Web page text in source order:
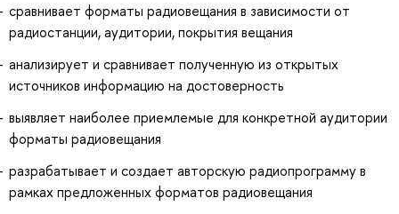
сравнивает форматы радиовещания в зависимости от
радиостанции, аудитории, покрытия вещания
анализирует и сравнивает полученную из открытых
источников информацию на достоверность
выявляет наиболее приемлемые для конкретной аудитории
форматы радиовещания
разрабатывает и создает авторскую радиопрограмму в
рамках предложенных форматов радиовещания